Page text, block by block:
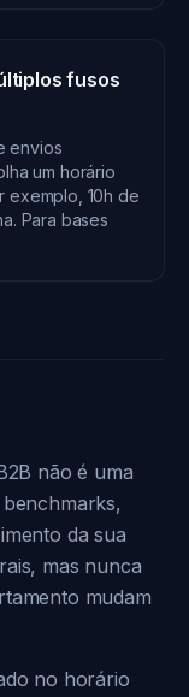
fusos
envios
um horário
exemplo, 10h de
Para bases
não é uma
da sua
mas nunca
mudam
no horário